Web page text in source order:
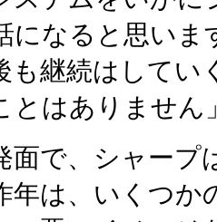
になると思い
も継続はしてい
とはありません
で、シャープ
年は、いくつか